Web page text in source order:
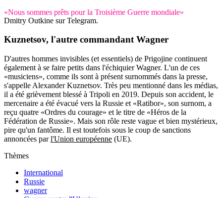
«Nous sommes prêts pour la Troisième Guerre mondiale»
Dmitry Outkine sur Telegram.
Kuznetsov, l'autre commandant Wagner
D'autres hommes invisibles (et essentiels) de Prigojine continuent
également à se faire petits dans l'échiquier Wagner. L'un de ces
«musiciens», comme ils sont à présent surnommés dans la presse,
s'appelle Alexander Kuznetsov. Très peu mentionné dans les médias,
il a été grièvement blessé à Tripoli en 2019. Depuis son accident, le
mercenaire a été évacué vers la Russie et «Ratibor», son surnom, a
reçu quatre «Ordres du courage» et le titre de «Héros de la
Fédération de Russie». Mais son rôle reste vague et bien mystérieux,
pire qu'un fantôme. Il est toutefois sous le coup de sanctions
annoncées parl'Union européenne (UE).
Thèmes
International
Russie
wagner